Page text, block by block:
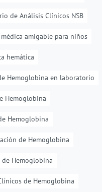
de Análisis Clínicos NSB
amigable para niños
hemática
Hemoglobina en laboratorio
Hemoglobina
Hemoglobina
de Hemoglobina
Hemoglobina
de Hemoglobina